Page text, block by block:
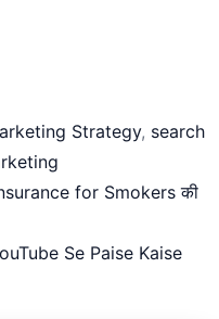
Strategy, search
for Smokers की
Se Paise Kaise